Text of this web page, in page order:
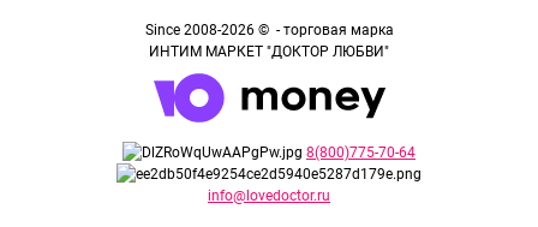
Since 2008-2026 © - торговая марка
ИНТИМ МАРКЕТ "ДОКТОР ЛЮБВИ"
8(800)775-70-64
info@lovedoctor.ru